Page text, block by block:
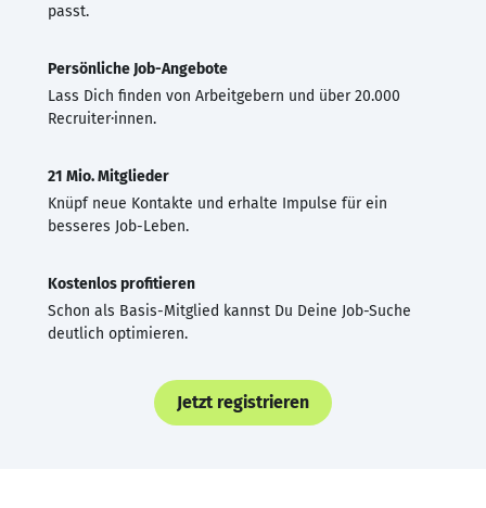
passt.
Persönliche Job-Angebote
Lass Dich finden von Arbeitgebern und über 20.000
Recruiter·innen.
21 Mio. Mitglieder
Knüpf neue Kontakte und erhalte Impulse für ein
besseres Job-Leben.
Kostenlos profitieren
Schon als Basis-Mitglied kannst Du Deine Job-Suche
deutlich optimieren.
Jetzt registrieren